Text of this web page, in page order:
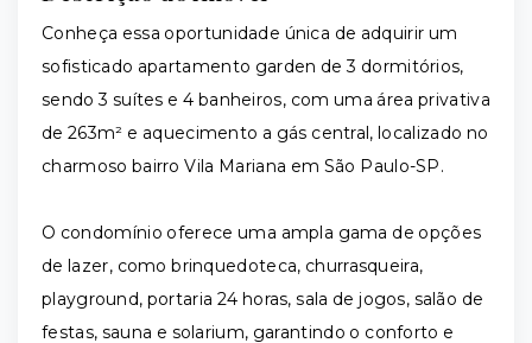
Conheça essa oportunidade única de adquirir um
sofisticado apartamento garden de 3 dormitórios,
sendo 3 suítes e 4 banheiros, com uma área privativa
de 263m² e aquecimento a gás central, localizado no
charmoso bairro Vila Mariana em São Paulo-SP.
O condomínio oferece uma ampla gama de opções
de lazer, como brinquedoteca, churrasqueira,
playground, portaria 24 horas, sala de jogos, salão de
festas, sauna e solarium, garantindo o conforto e